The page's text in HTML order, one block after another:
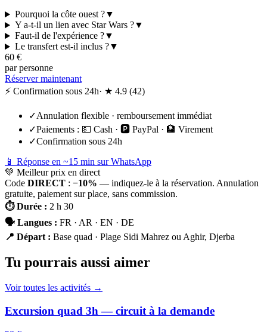
Pourquoi la côte ouest ?▼
Y a-t-il un lien avec Star Wars ?▼
Faut-il de l'expérience ?▼
Le transfert est-il inclus ?▼
60 €
par personne
Réserver maintenant
⚡ Confirmation sous 24h· ★ 4.9 (42)
✓Annulation flexible · remboursement immédiat
✓Paiements : 💵 Cash · 🅿️ PayPal · 🏦 Virement
✓Confirmation sous 24h
📱 Réponse en ~15 min sur WhatsApp
💚 Meilleur prix en direct
Code DIRECT : −10% — indiquez-le à la réservation. Annulation
gratuite, paiement sur place, sans commission.
⏱Durée : 2 h 30
🗣 Langues : FR · AR · EN · DE
📍 Départ: Base quad · Plage Sidi Mahrez ou Aghir, Djerba
Tu pourrais aussi aimer
Voir toutes les activités →
Excursion quad 3h — circuit à la demande